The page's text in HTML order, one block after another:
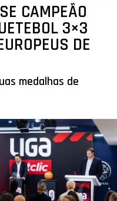
CAMPEÃO
3×3
DE
medalhas de